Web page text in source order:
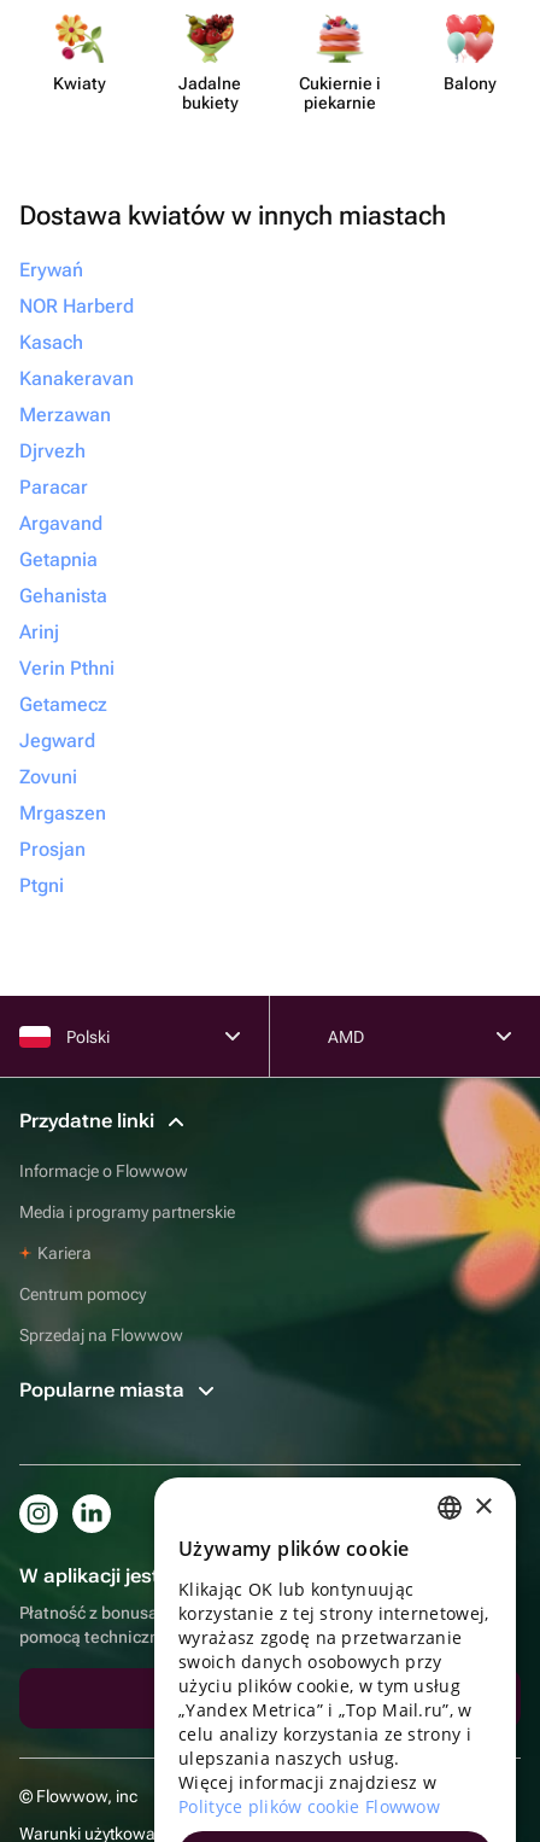
Kwiaty
Jadalne
bukiety
Cukiernie i
piekarnie
Balony
Dostawa kwiatów w innych miastach
Erywań
NOR Harberd
Kasach
Kanakeravan
Merzawan
Djrvezh
Paracar
Argavand
Getapnia
Gehanista
Arinj
Verin Pthni
Getamecz
Jegward
Zovuni
Mrgaszen
Prosjan
Ptgni
Polski AMD
Przydatne linki
Informacje o Flowwow
Media i programy partnerskie
Kariera
Centrum pomocy
Sprzedaj na Flowwow
Popularne miasta
W aplikacji jest to jeszcze wygodniejsze!
Płatność z bonusami, samodzielna dostawa, wygodny czat z
pomocą techniczną
Pobierz aplikację
© Flowwow, inc
Warunki użytkowania
UKRAINIAN
PORTUGUESE
SPANISH
×
Używamy plików cookie
Klikając OK lub kontynuując
korzystanie z tej strony internetowej,
wyrażasz zgodę na przetwarzanie
swoich danych osobowych przy
użyciu plików cookie, w tym usług
„Yandex Metrica” i „Top Mail.ru”, w
celu analizy korzystania ze strony i
ulepszania naszych usług.
Więcej informacji znajdziesz w
Polityce plików cookie Flowwow